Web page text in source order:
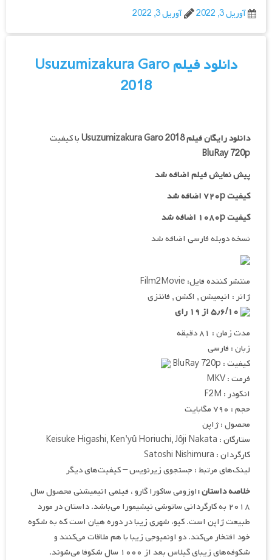
آوریل 3, 2022 آوریل 3, 2022
دانلود فیلم Usuzumizakura Garo
2018
دانلود رایگان فیلمUsuzumizakura Garo 2018با کیفیت
BluRay 720p
پیش نمایش فیلم اضافه شد
کیفیت ۷۲۰p اضافه شد
کیفیت ۱۰۸۰p اضافه شد
نسخه دوبله فارسی اضافه شد
منتشر کننده فایل: Film2Movie
ژانر : انیمیشن , اکشن , فانتزی
مدت زمان : ۸۱ دقیقه
زبان : فارسی
کیفیت : BluRay 720p
فرمت : MKV
انکودر : F2M
حجم : ۷۹۰ مگابایت
محصول : ژاپن
ستارگان : Keisuke Higashi, Ken’yû Horiuchi, Jôji Nakata
کارگردان : Satoshi Nishimura
لینک‌های مرتبط : جستجوی زیرنویس – کیفیت‌های دیگر
خلاصه داستان :اوزومی ساکورا گارو ، فیلمی انیمیشنی محصول سال
۲۰۱۸ به کارگردانی ساتوشی نیشیمورا می‌باشد. داستان در مورد
طبیعت ژاپن است. کیو، شهری زیبا در دوره هیان است که به شکوه
خود افتخار می‌کند. دو اونمیوجی زیبا با هم ملاقات می‌کنند و
شکوفه‌های زیبای گیلاس بعد از ۱۰۰۰ سال شکوفا می‌شوند.